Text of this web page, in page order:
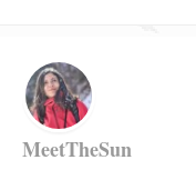
MeetTheSun